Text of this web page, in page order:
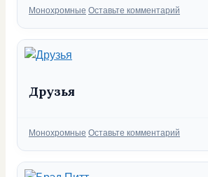
Рубрики
Монохромные Оставьте комментарий
Друзья
Рубрики
Монохромные Оставьте комментарий